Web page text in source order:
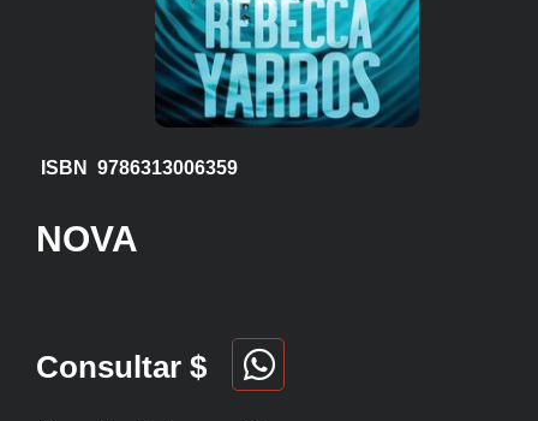
ISBN 9786313006359
NOVA
Consultar $